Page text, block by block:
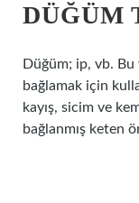
DÜĞÜM
Düğüm; ip, vb.
bağlamak için
kayış, sicim ve
bağlanmış keten